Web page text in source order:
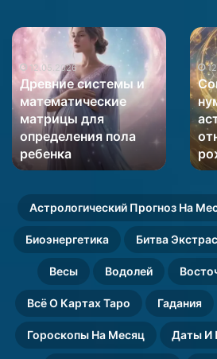
Древние
системы
математические
матрицы
для
определения
пола
ребенка
12.05.2026
Древние системы и
математические
матрицы для
определения пола
ребенка
по
и
по
дате
Астрологический Прогноз На
Биоэнергетика Битва
Весы Водолей
Всё О Картах Таро Гадания
Гороскопы На Месяц Даты И